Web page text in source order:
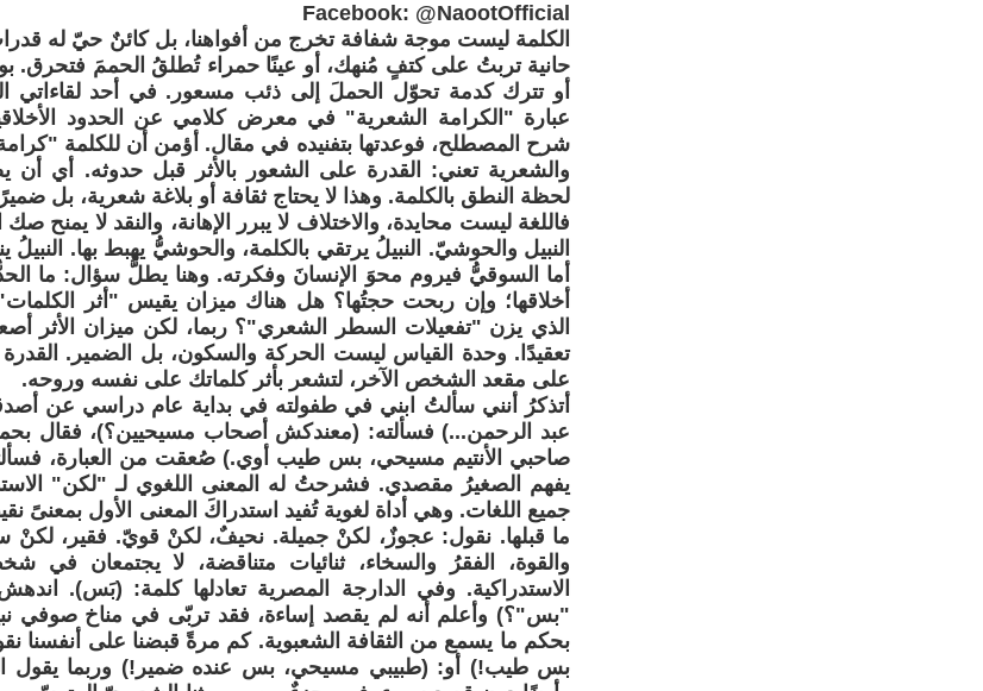
Facebook: @NaootOfficial
الكلمة ليست موجة شفافة تخرج من أفواهنا، بل كائنٌ حيّ له
حانية تربتُ على كتفٍ مُنهك، أو عينًا حمراء تُطلقُ الحممَ فتحرق.
أو تترك كدمة تحوّل الحملَ إلى ذئب مسعور. في أحد لقاءاتي
عبارة "الكرامة الشعرية" في معرض كلامي عن الحدود
شرح المصطلح، فوعدتها بتفنيده في مقال. أؤمن أن للكلمة
والشعرية تعني: القدرة على الشعور بالأثر قبل حدوثه. أي أن
لحظة النطق بالكلمة. وهذا لا يحتاج ثقافة أو بلاغة شعرية، بل
فاللغة ليست محايدة، والاختلاف لا يبرر الإهانة، والنقد لا يمنح
النبيل والحوشيّ. النبيلُ يرتقي بالكلمة، والحوشيُّ يهبط بها. النبيلُ
أما السوقيُّ فيروم محوَ الإنسانَ وفكرته. وهنا يطلُّ سؤال: ما
أخلاقها؛ وإن ربحت حجتُها؟ هل هناك ميزان يقيس "أثر
الذي يزن "تفعيلات السطر الشعري"؟ ربما، لكن ميزان الأثر
تعقيدًا. وحدة القياس ليست الحركة والسكون، بل الضمير.
على مقعد الشخص الآخر، لتشعر بأثر كلماتك على نفسه وروحه.
أتذكرُ أنني سألتُ ابني في طفولته في بداية عام دراسي عن
عبد الرحمن...) فسألته: (معندكش أصحاب مسيحيين؟)، فقال
صاحبي الأنتيم مسيحي، بس طيب أوي.) صُعقت من العبارة،
يفهم الصغيرُ مقصدي. فشرحتُ له المعنى اللغوي لـ "لكن"
جميع اللغات. وهي أداة لغوية تُفيد استدراكَ المعنى الأول بمعنىً
ما قبلها. نقول: عجوزٌ، لكنْ جميلة. نحيفٌ، لكنْ قويّ. فقير، لكنْ
والقوة، الفقرُ والسخاء، ثنائيات متناقضة، لا يجتمعان
الاستدراكية. وفي الدارجة المصرية تعادلها كلمة: (بَس).
"بس"؟) وأعلم أنه لم يقصد إساءة، فقد تربّى في مناخ صوفي
بحكم ما يسمع من الثقافة الشعبوية. كم مرةً قبضنا على
بس طيب!) أو: (طبيبي مسيحي، بس عنده ضمير!) وربما يقول